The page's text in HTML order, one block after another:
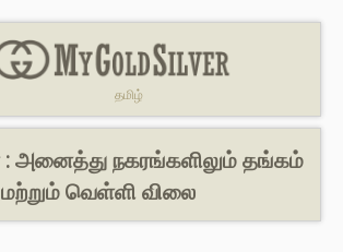
தமிழ்
: அனைத்து நகரங்களிலும் தங்கம்
மற்றும் வெள்ளி விலை